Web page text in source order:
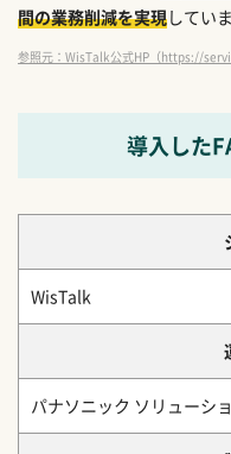
間の業務削減を実現してい
参照元：WisTalk公式HP（https://
導入した
WisTalk
パナソニック ソリューシ